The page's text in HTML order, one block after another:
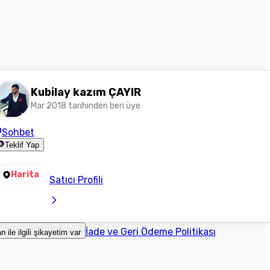
Kubilay kazım ÇAYIR
Mar 2018 tarihinden beri üye
Sohbet
Teklif Yap
Harita Satıcı Profili
ile ilgili şikayetim var İade ve Geri Ödeme Politikası